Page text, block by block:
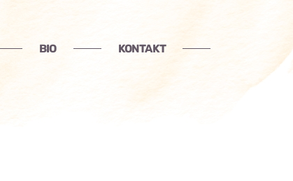
BIO KONTAKT